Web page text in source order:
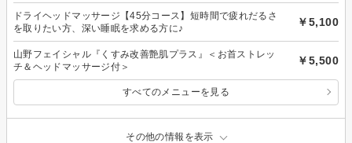
ドライヘッドマッサージ【45分コース】短時間で疲れだるさ
を取りたい方、深い睡眠を求める方に♪
￥5,100
山野フェイシャル『くすみ改善艶肌プラス』＜お首ストレッ
チ＆ヘッドマッサージ付＞
￥5,500
すべてのメニューを見る
その他の情報を表示